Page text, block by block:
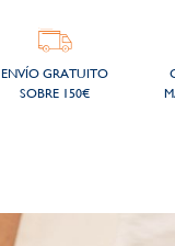
ENVÍO GRATUITO
SOBRE 150€